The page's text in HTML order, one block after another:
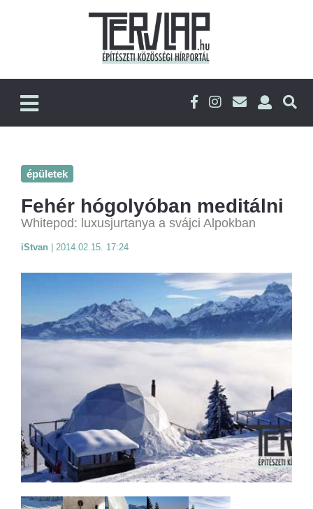
épületek
Fehér hógolyóban meditálni
Whitepod: luxusjurtanya a svájci Alpokban
iStvan 2014.02.15. 17:24